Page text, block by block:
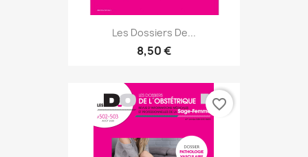
Les Dossiers De...
8,50 €
favorite_border